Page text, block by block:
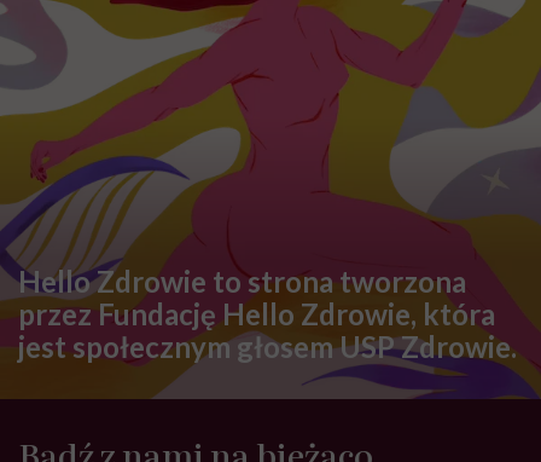
Hello Zdrowie to strona tworzona
przez Fundację Hello Zdrowie, która
jest społecznym głosem USP Zdrowie.